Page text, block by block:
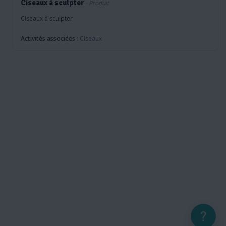
Ciseaux à sculpter - Produit
Ciseaux à sculpter
Activités associées : Ciseaux